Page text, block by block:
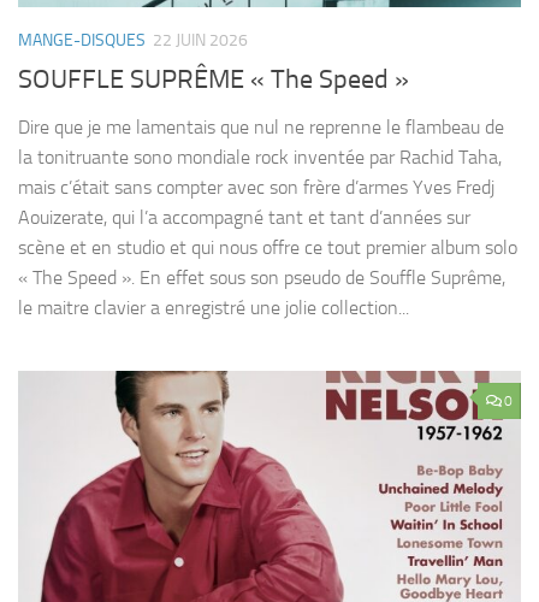
MANGE-DISQUES 22 JUIN 2026
SOUFFLE SUPRÊME « The Speed »
Dire que je me lamentais que nul ne reprenne le flambeau de
la tonitruante sono mondiale rock inventée par Rachid Taha,
mais c’était sans compter avec son frère d’armes Yves Fredj
Aouizerate, qui l’a accompagné tant et tant d’années sur
scène et en studio et qui nous offre ce tout premier album solo
« The Speed ». En effet sous son pseudo de Souffle Suprême,
le maitre clavier a enregistré une jolie collection...
0